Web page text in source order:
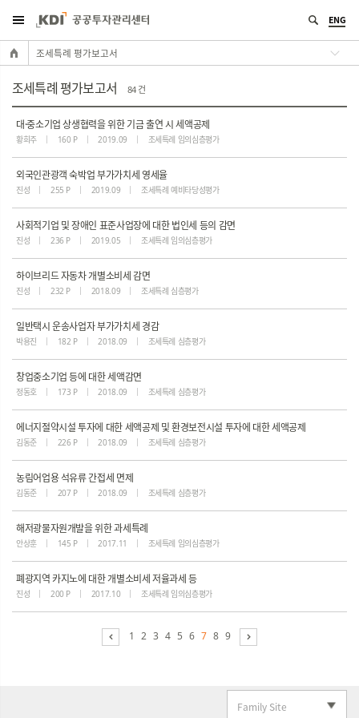
ENG
조세특례 평가보고서
조세특례 평가보고서 84 건
대·중소기업 상생협력을 위한 기금 출연 시 세액공제
황희주 160 P 2019.09 조세특례 임의심층평가
외국인관광객 숙박업 부가가치세 영세율
진성 255 P 2019.09 조세특례 예비타당성평가
사회적기업 및 장애인 표준사업장에 대한 법인세 등의 감면
진성 236 P 2019.05 조세특례 임의심층평가
하이브리드 자동차 개별소비세 감면
진성 232 P 2018.09 조세특례 심층평가
일반택시 운송사업자 부가가치세 경감
박용진 182 P 2018.09 조세특례 심층평가
창업중소기업 등에 대한 세액감면
정동호 173 P 2018.09 조세특례 심층평가
에너지절약시설 투자에 대한 세액공제 및 환경보전시설 투자에 대한 세액공제
김동준 226 P 2018.09 조세특례 심층평가
농림어업용 석유류 간접세 면제
김동준 207 P 2018.09 조세특례 심층평가
해저광물자원개발을 위한 과세특례
안상훈 145 P 2017.11 조세특례 임의심층평가
폐광지역 카지노에 대한 개별소비세 저율과세 등
진성 200 P 2017.10 조세특례 임의심층평가
1 2 3 4 5 6 7 8 9
Family Site